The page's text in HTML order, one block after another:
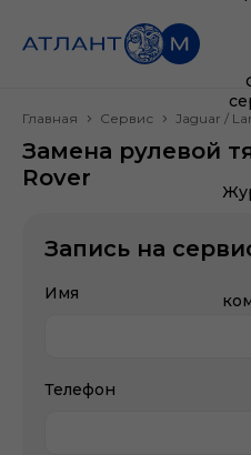
Главная Сервис Jaguar /
Замена рулевой
Rover
Запись на
Имя
Телефон